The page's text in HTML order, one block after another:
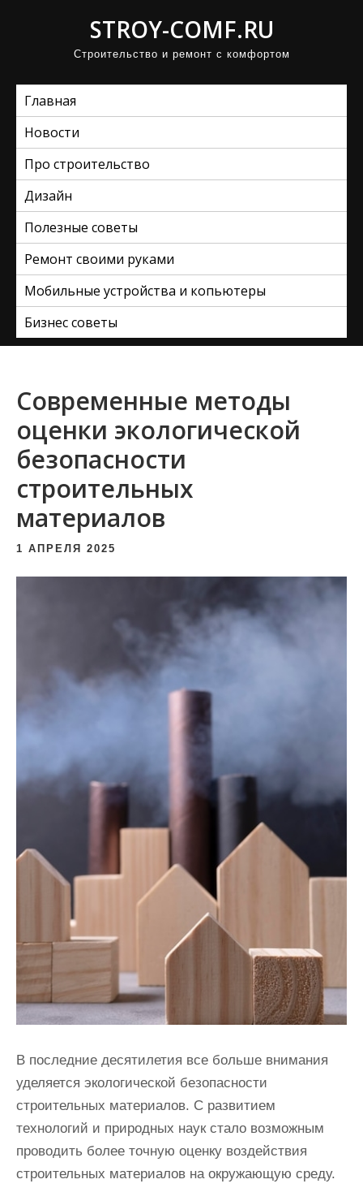
STROY-COMF.RU
Строительство и ремонт с комфортом
Главная
Новости
Про строительство
Дизайн
Полезные советы
Ремонт своими руками
Мобильные устройства и копьютеры
Бизнес советы
Современные методы
оценки экологической
безопасности
строительных
материалов
1 АПРЕЛЯ 2025
В последние десятилетия все больше внимания
уделяется экологической безопасности
строительных материалов. С развитием
технологий и природных наук стало возможным
проводить более точную оценку воздействия
строительных материалов на окружающую среду.